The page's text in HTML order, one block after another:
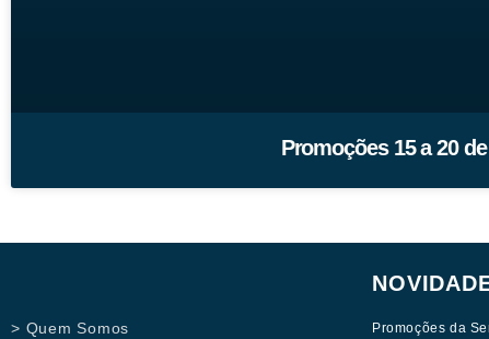
Promoções 15 a 20
> Quem Somos
Promoções da